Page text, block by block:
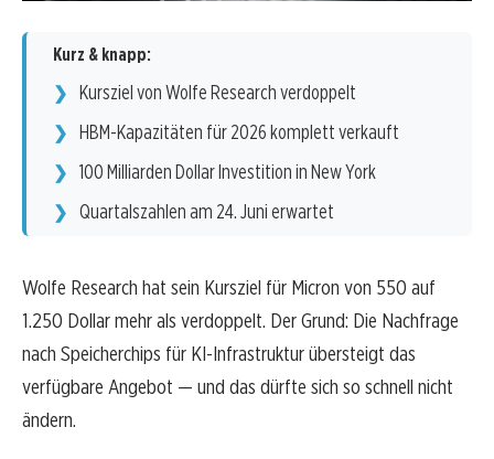
Kurz & knapp:
Kursziel von Wolfe Research verdoppelt
HBM-Kapazitäten für 2026 komplett verkauft
100 Milliarden Dollar Investition in New York
Quartalszahlen am 24. Juni erwartet
Wolfe Research hat sein Kursziel für Micron von 550 auf
1.250 Dollar mehr als verdoppelt. Der Grund: Die Nachfrage
nach Speicherchips für KI-Infrastruktur übersteigt das
verfügbare Angebot — und das dürfte sich so schnell nicht
ändern.